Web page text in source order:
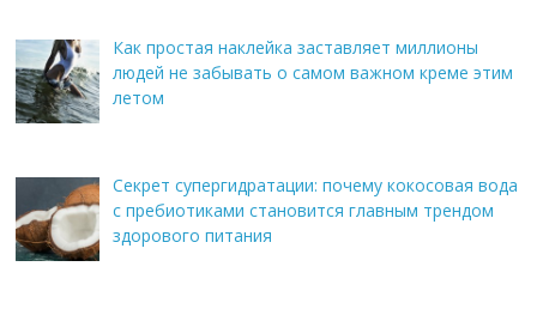
Как простая наклейка заставляет миллионы
людей не забывать о самом важном креме этим
летом
Секрет супергидратации: почему кокосовая вода
с пребиотиками становится главным трендом
здорового питания